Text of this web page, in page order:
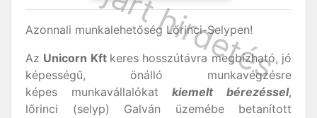
Azonnali munkalehetőség Lőrinci-Selypen!
Az Unicorn Kft keres hosszútávra megbízható, jó
képességű, önálló munkavégzésre
képes munkavállalókatkiemelt bérezéssel,
lőrinci (selyp) Galván üzemébe betanított